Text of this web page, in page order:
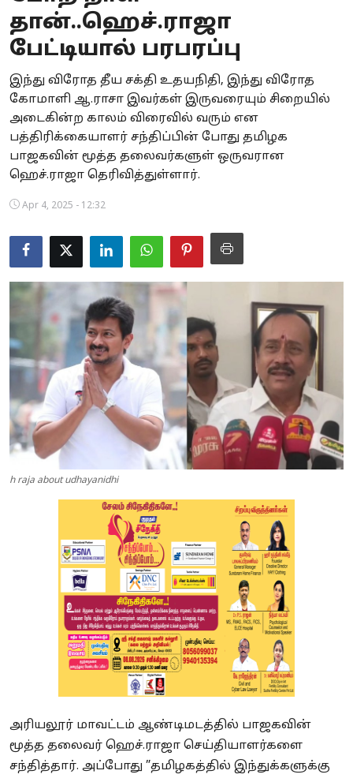
Business
Crime
Tamilnadu
National
World
Astrology
Spirituality
Weather
Politics
தான்..ஹெச்.ராஜா
பேட்டியால் பரபரப்பு
இந்து விரோத தீய சக்தி உதயநிதி, இந்து விரோத
கோமாளி ஆ.ராசா இவர்கள் இருவரையும் சிறையில்
அடைகின்ற காலம் விரைவில் வரும் என
பத்திரிக்கையாளர் சந்திப்பின் போது தமிழக
பாஜகவின் மூத்த தலைவர்களுள் ஒருவரான
ஹெச்.ராஜா தெரிவித்துள்ளார்.
Apr 4, 2025 - 12:32
h raja about udhayanidhi
அரியலூர் மாவட்டம் ஆண்டிமடத்தில் பாஜகவின்
மூத்த தலைவர் ஹெச்.ராஜா செய்தியாளர்களை
சந்தித்தார். அப்போது ”தமிழகத்தில் இந்துக்களுக்கு